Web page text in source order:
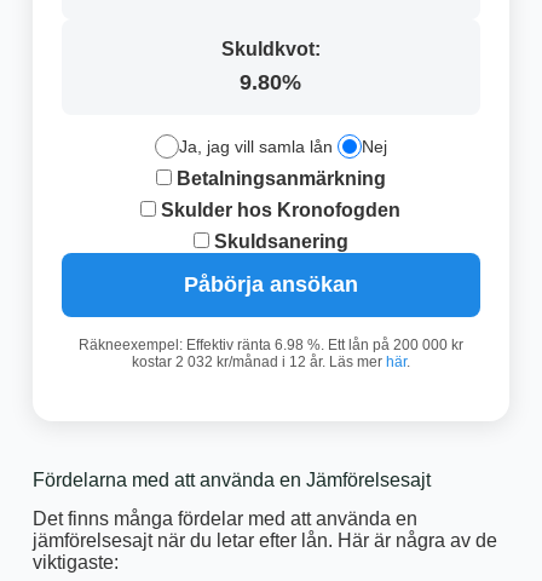
Skuldkvot:
9.80%
Ja, jag vill samla lån Nej
Betalningsanmärkning
Skulder hos Kronofogden
Skuldsanering
Påbörja ansökan
Räkneexempel: Effektiv ränta 6.98 %. Ett lån på 200 000 kr
kostar 2 032 kr/månad i 12 år. Läs mer här.
Fördelarna med att använda en Jämförelsesajt
Det finns många fördelar med att använda en
jämförelsesajt när du letar efter lån. Här är några av de
viktigaste: